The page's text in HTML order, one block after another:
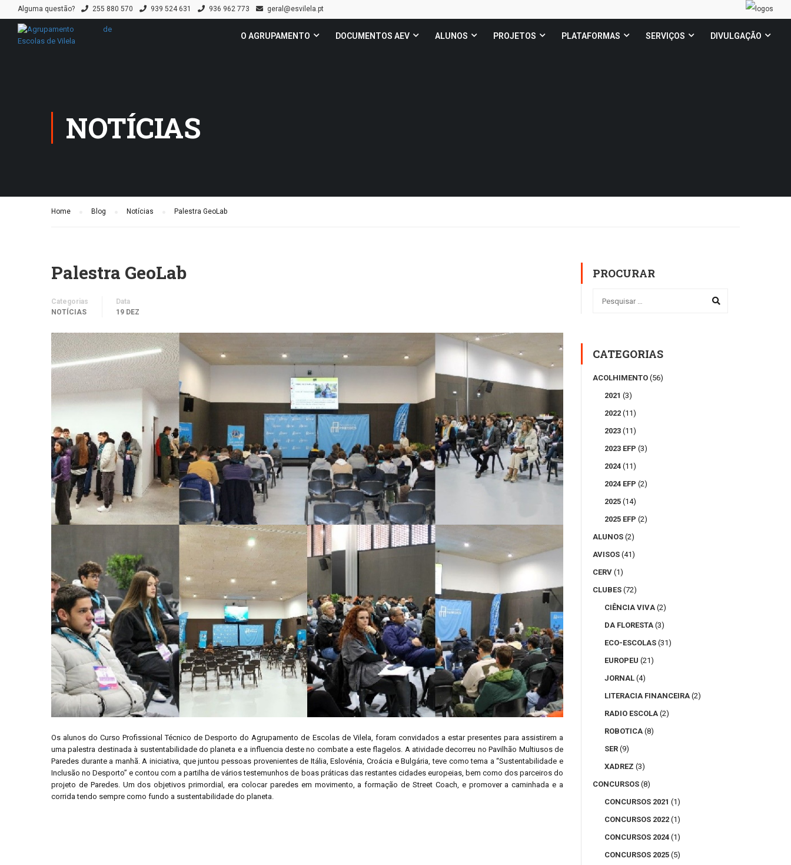
Alguma questão? 255 880 570 939 524 631 936 962 773 geral@esvilela.pt
O AGRUPAMENTO DOCUMENTOS AEV ALUNOS PROJETOS PLATAFORMAS SERVIÇOS DIVULGAÇÃO
NOTÍCIAS
Home Blog Notícias Palestra GeoLab
Palestra GeoLab
Categorias
NOTÍCIAS
Data
19 DEZ
Os alunos do Curso Profissional Técnico de Desporto do Agrupamento de Escolas de Vilela, foram convidados a estar presentes para assistirem a
uma palestra destinada à sustentabilidade do planeta e a influencia deste no combate a este flagelos. A atividade decorreu no Pavilhão Multiusos de
Paredes durante a manhã. A iniciativa, que juntou pessoas provenientes de Itália, Eslovénia, Croácia e Bulgária, teve como tema a “Sustentabilidade e
Inclusão no Desporto” e contou com a partilha de vários testemunhos de boas práticas das restantes cidades europeias, bem como dos parceiros do
projeto de Paredes. Um dos objetivos primordial, era colocar paredes em movimento, a formação de Street Coach, e promover a caminhada e a
corrida tendo sempre como fundo a sustentabilidade do planeta.
PROCURAR
CATEGORIAS
ACOLHIMENTO (56)
2021 (3)
2022 (11)
2023 (11)
2023 EFP (3)
2024 (11)
2024 EFP (2)
2025 (14)
2025 EFP (2)
ALUNOS (2)
AVISOS (41)
CERV (1)
CLUBES (72)
CIÊNCIA VIVA (2)
DA FLORESTA (3)
ECO-ESCOLAS (31)
EUROPEU (21)
JORNAL (4)
LITERACIA FINANCEIRA (2)
RADIO ESCOLA (2)
ROBOTICA (8)
SER (9)
XADREZ (3)
CONCURSOS (8)
CONCURSOS 2021 (1)
CONCURSOS 2022 (1)
CONCURSOS 2024 (1)
CONCURSOS 2025 (5)